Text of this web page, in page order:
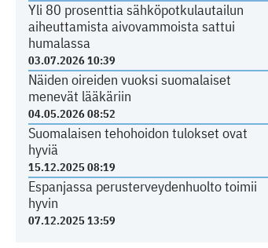
Yli 80 prosenttia sähköpotkulautailun
aiheuttamista aivovammoista sattui
humalassa
03.07.2026 10:39
Näiden oireiden vuoksi suomalaiset
menevät lääkäriin
04.05.2026 08:52
Suomalaisen tehohoidon tulokset ovat
hyviä
15.12.2025 08:19
Espanjassa perusterveydenhuolto toimii
hyvin
07.12.2025 13:59